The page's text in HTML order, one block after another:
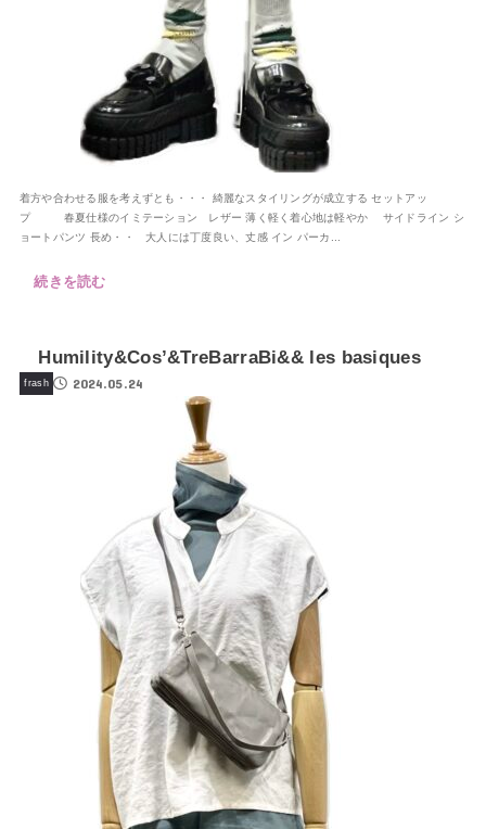
着方や合わせる服を考えずとも・・・ 綺麗なスタイリングが成立する セットアッ
プ 春夏仕様のイミテーション レザー 薄く軽く着心地は軽やか サイドライン シ
ョートパンツ 長め・・ 大人には丁度良い、丈感 イン パーカ...
続きを読む
Humility&Cos’&TreBarraBi&& les basiques
frash 2024.05.24